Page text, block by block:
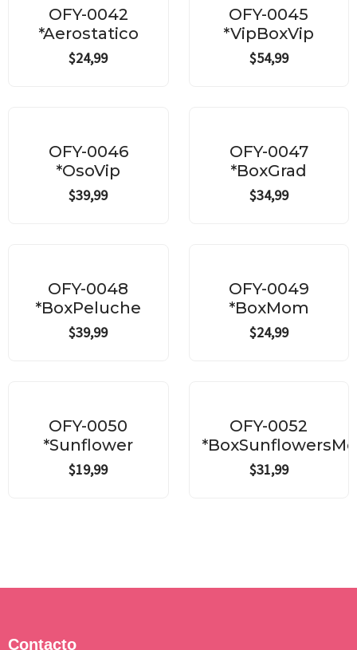
OFY-0042
*Aerostatico
$24,99
OFY-0045
*VipBoxVip
$54,99
OFY-0046
*OsoVip
$39,99
OFY-0047
*BoxGrad
$34,99
OFY-0048
*BoxPeluche
$39,99
OFY-0049
*BoxMom
$24,99
OFY-0050
*Sunflower
$19,99
OFY-0052
$31,99
Contacto